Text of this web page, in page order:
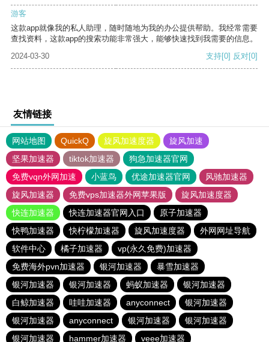
游客
这款app就像我的私人助理，随时随地为我的办公提供帮助。我经常需要
查找资料，这款app的搜索功能非常强大，能够快速找到我需要的信息。
2024-03-30
支持[0] 反对[0]
友情链接
网站地图 QuickQ 旋风加速度器
旋风加速
坚果加速器
tiktok加速器
狗急加速器官网
免费vqn外网加速
小蓝鸟 优途加速器官网
风驰加速器
旋风加速器
免费vps加速器外网苹果版
旋风加速度器
快连加速器
快连加速器官网入口
原子加速器
快鸭加速器
快柠檬加速器 旋风加速度器
外网网址导航
软件中心
橘子加速器
vp(永久免费)加速器
免费海外pvn加速器
银河加速器
暴雪加速器
银河加速器
银河加速器 蚂蚁加速器
银河加速器
白鲸加速器
哇哇加速器 anyconnect
银河加速器
银河加速器
anyconnect 银河加速器
银河加速器
银河加速器
hammer加速器 veee加速器